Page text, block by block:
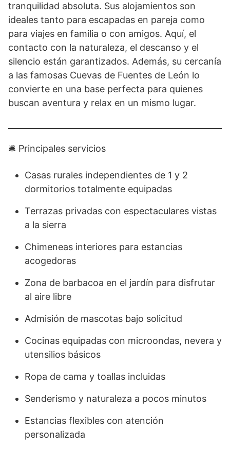
tranquilidad absoluta. Sus alojamientos son
ideales tanto para escapadas en pareja como
para viajes en familia o con amigos. Aquí, el
contacto con la naturaleza, el descanso y el
silencio están garantizados. Además, su cercanía
a las famosas Cuevas de Fuentes de León lo
convierte en una base perfecta para quienes
buscan aventura y relax en un mismo lugar.
🛎️ Principales servicios
Casas rurales independientes de 1 y 2
dormitorios totalmente equipadas
Terrazas privadas con espectaculares vistas
a la sierra
Chimeneas interiores para estancias
acogedoras
Zona de barbacoa en el jardín para disfrutar
al aire libre
Admisión de mascotas bajo solicitud
Cocinas equipadas con microondas, nevera y
utensilios básicos
Ropa de cama y toallas incluidas
Senderismo y naturaleza a pocos minutos
Estancias flexibles con atención
personalizada